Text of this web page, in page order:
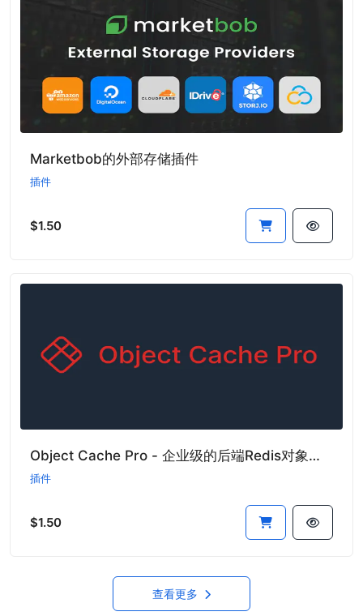
Marketbob的外部存储插件
插件
$1.50
Object Cache Pro - 企业级的后端Redis对象缓存插件
插件
$1.50
查看更多